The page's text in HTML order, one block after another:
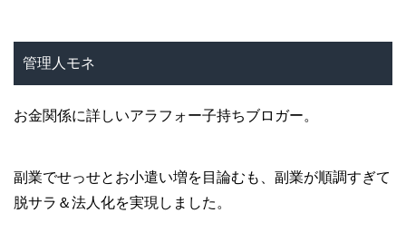
管理人モネ
お金関係に詳しいアラフォー子持ちブロガー。
副業でせっせとお小遣い増を目論むも、副業が順調すぎて
脱サラ＆法人化を実現しました。